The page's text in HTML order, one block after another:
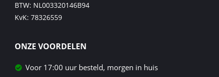
BTW: NL003320146B94
KvK: 78326559
ONZE VOORDELEN
Voor 17:00 uur besteld, morgen in huis